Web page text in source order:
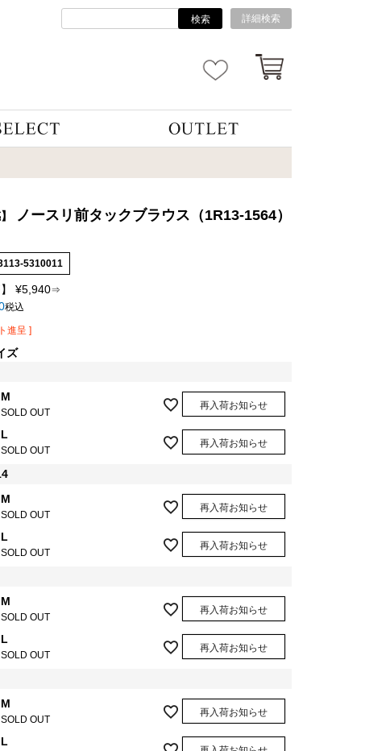
検索 詳細検索
ノースリ前タックブラウス（1R13-1564）
5310011
¥5,940⇒
税込
進呈 ]
ズ
M
SOLD OUT
再入荷お知らせ
L
SOLD OUT
再入荷お知らせ
M
SOLD OUT
再入荷お知らせ
L
SOLD OUT
再入荷お知らせ
M
SOLD OUT
再入荷お知らせ
L
SOLD OUT
再入荷お知らせ
M
SOLD OUT
再入荷お知らせ
L